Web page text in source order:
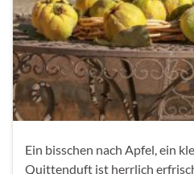
Ein bisschen nach Apfel, ein
Quittenduft ist herrlich